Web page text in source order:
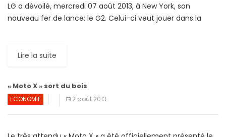
LG a dévoilé, mercredi 07 août 2013, à New York, son
nouveau fer de lance: le G2. Celui-ci veut jouer dans la
Lire la suite
« Moto X » sort du bois
ECONOMIE 2 août 2013